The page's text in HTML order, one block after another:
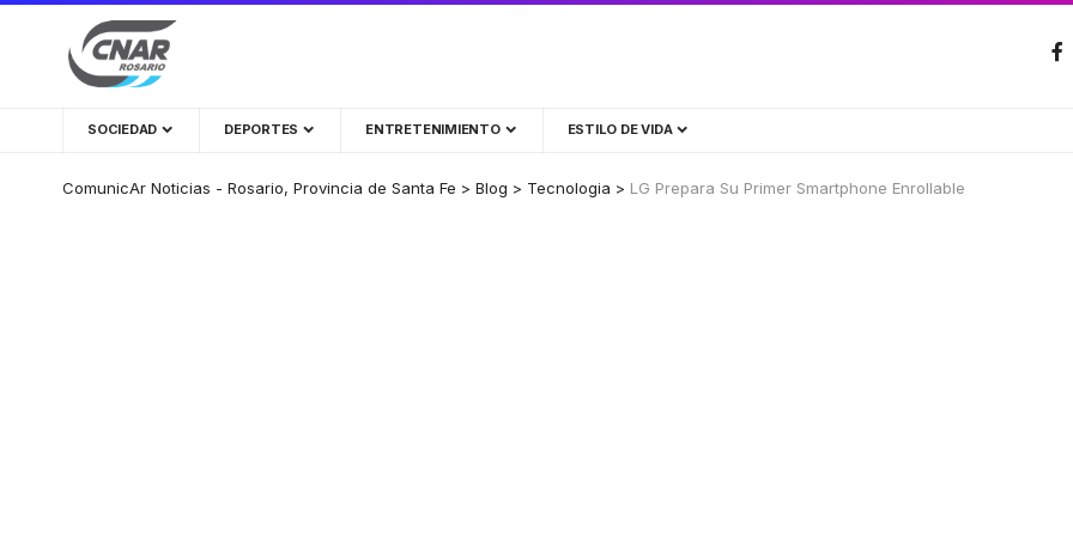
SOCIEDAD DEPORTES ENTRETENIMIENTO ESTILO DE VIDA
ComunicAr Noticias - Rosario, Provincia de Santa Fe > Blog > Tecnologia > LG Prepara Su Primer Smartphone Enrollable